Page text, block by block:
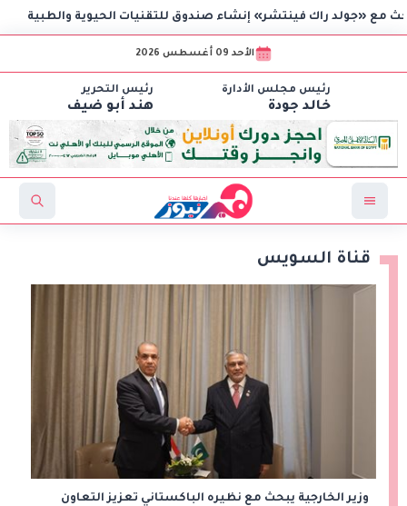
راك فينتشر» إنشاء صندوق للتقنيات الحيوية والطبية
الأحد 09 أغسطس 2026
رئيس مجلس الأدارة
خالد جودة
رئيس التحرير
هند أبو ضيف
قناة السويس
وزير الخارجية يبحث مع نظيره الباكستاني تعزيز التعاون